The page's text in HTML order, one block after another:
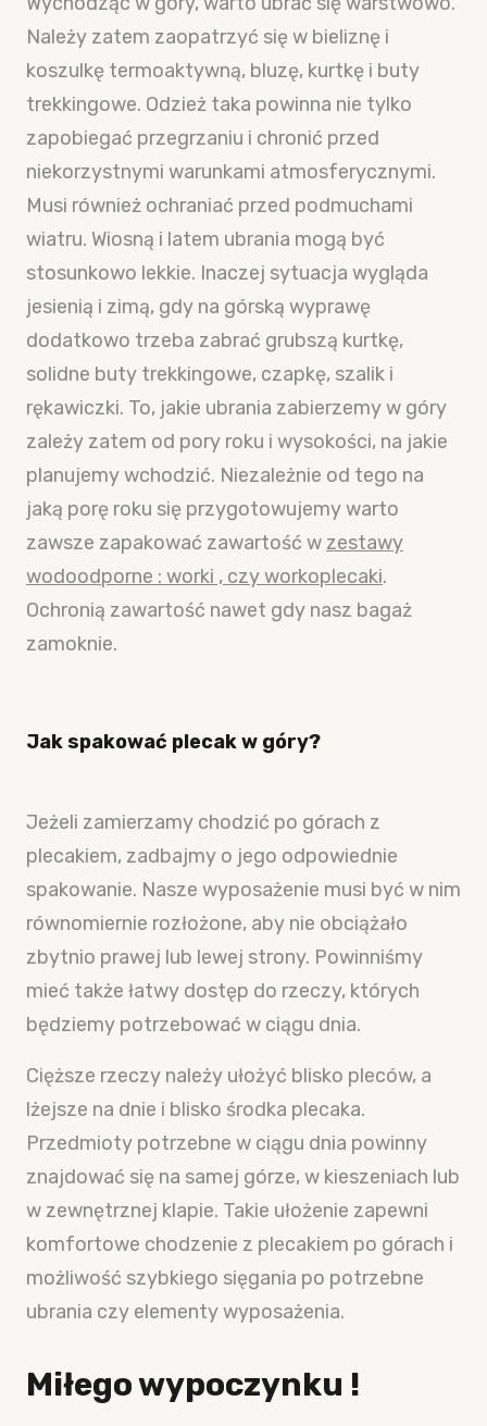
Należy zatem zaopatrzyć się w bieliznę i
koszulkę termoaktywną, bluzę, kurtkę i buty
trekkingowe. Odzież taka powinna nie tylko
zapobiegać przegrzaniu i chronić przed
niekorzystnymi warunkami atmosferycznymi.
Musi również ochraniać przed podmuchami
wiatru. Wiosną i latem ubrania mogą być
stosunkowo lekkie. Inaczej sytuacja wygląda
jesienią i zimą, gdy na górską wyprawę
dodatkowo trzeba zabrać grubszą kurtkę,
solidne buty trekkingowe, czapkę, szalik i
rękawiczki. To, jakie ubrania zabierzemy w góry
zależy zatem od pory roku i wysokości, na jakie
planujemy wchodzić. Niezależnie od tego na
jaką porę roku się przygotowujemy warto
zawsze zapakować zawartość w zestawy
wodoodporne : worki , czy workoplecaki.
Ochronią zawartość nawet gdy nasz bagaż
zamoknie.
Jak spakować plecak w góry?
Jeżeli zamierzamy chodzić po górach z
plecakiem, zadbajmy o jego odpowiednie
spakowanie. Nasze wyposażenie musi być w nim
równomiernie rozłożone, aby nie obciążało
zbytnio prawej lub lewej strony. Powinniśmy
mieć także łatwy dostęp do rzeczy, których
będziemy potrzebować w ciągu dnia.
Cięższe rzeczy należy ułożyć blisko pleców, a
lżejsze na dnie i blisko środka plecaka.
Przedmioty potrzebne w ciągu dnia powinny
znajdować się na samej górze, w kieszeniach lub
w zewnętrznej klapie. Takie ułożenie zapewni
komfortowe chodzenie z plecakiem po górach i
możliwość szybkiego sięgania po potrzebne
ubrania czy elementy wyposażenia.
Miłego wypoczynku !